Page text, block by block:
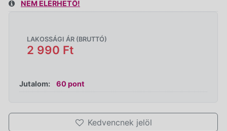
NEM ELÉRHETŐ!
LAKOSSÁGI ÁR (BRUTTÓ)
2 990 Ft
Jutalom: 60 pont
Kedvencnek jelöl